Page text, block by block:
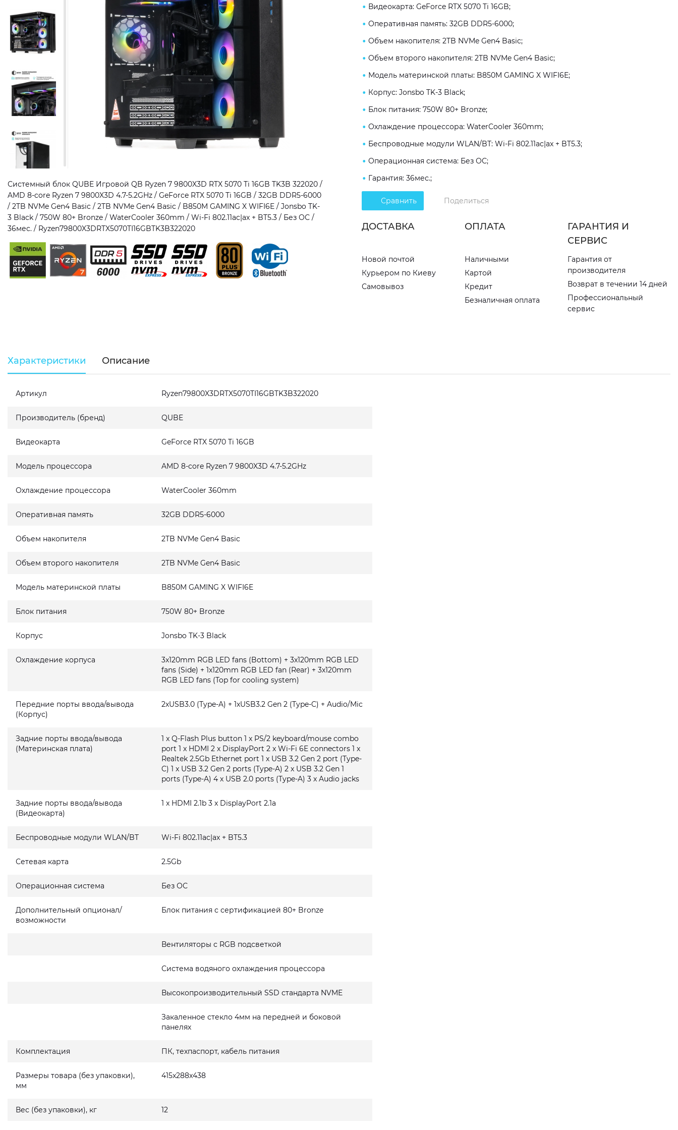
Системный блок QUBE Игровой QB Ryzen 7 9800X3D RTX 5070 Ti 16GB TK3B 322020 /
AMD 8-core Ryzen 7 9800X3D 4.7-5.2GHz / GeForce RTX 5070 Ti 16GB / 32GB DDR5-6000
/ 2TB NVMe Gen4 Basic / 2TB NVMe Gen4 Basic / B850M GAMING X WIFI6E / Jonsbo TK-
3 Black / 750W 80+ Bronze / WaterCooler 360mm / Wi-Fi 802.11ac|ax + BT5.3 / Без ОС /
36мес. / Ryzen79800X3DRTX5070TI16GBTK3B322020
Видеокарта: GeForce RTX 5070 Ti 16GB;
Оперативная память: 32GB DDR5-6000;
Объем накопителя: 2TB NVMe Gen4 Basic;
Объем второго накопителя: 2TB NVMe Gen4 Basic;
Модель материнской платы: B850M GAMING X WIFI6E;
Корпус: Jonsbo TK-3 Black;
Блок питания: 750W 80+ Bronze;
Охлаждение процессора: WaterCooler 360mm;
Беспроводные модули WLAN/BT: Wi-Fi 802.11ac|ax + BT5.3;
Операционная система: Без ОС;
Гарантия: 36мес.;
Сравнить Поделиться
ДОСТАВКА
Новой почтой
Курьером по Киеву
Самовывоз
ОПЛАТА
Наличными
Картой
Кредит
Безналичная оплата
ГАРАНТИЯ И
СЕРВИС
Гарантия от
производителя
Возврат в течении 14 дней
Профессиональный
сервис
Характеристики Описание
Артикул Ryzen79800X3DRTX5070TI16GBTK3B322020
Производитель (бренд) QUBE
Видеокарта GeForce RTX 5070 Ti 16GB
Модель процессора AMD 8-core Ryzen 7 9800X3D 4.7-5.2GHz
Охлаждение процессора WaterCooler 360mm
Оперативная память 32GB DDR5-6000
Объем накопителя 2TB NVMe Gen4 Basic
Объем второго накопителя 2TB NVMe Gen4 Basic
Модель материнской платы B850M GAMING X WIFI6E
Блок питания 750W 80+ Bronze
Корпус Jonsbo TK-3 Black
Охлаждение корпуса
3x120mm RGB LED fans (Bottom) + 3x120mm RGB LED
fans (Side) + 1x120mm RGB LED fan (Rear) + 3x120mm
RGB LED fans (Top for cooling system)
Передние порты ввода/вывода
(Корпус)
2xUSB3.0 (Type-A) + 1xUSB3.2 Gen 2 (Type-C) + Audio/Mic
Задние порты ввода/вывода
(Материнская плата)
1 x Q-Flash Plus button 1 x PS/2 keyboard/mouse combo
port 1 x HDMI 2 x DisplayPort 2 x Wi-Fi 6E connectors 1 x
Realtek 2.5Gb Ethernet port 1 x USB 3.2 Gen 2 port (Type-
C) 1 x USB 3.2 Gen 2 ports (Type-A) 2 x USB 3.2 Gen 1
ports (Type-A) 4 x USB 2.0 ports (Type-A) 3 x Audio jacks
Задние порты ввода/вывода
(Видеокарта)
1 x HDMI 2.1b 3 x DisplayPort 2.1a
Беспроводные модули WLAN/BT Wi-Fi 802.11ac|ax + BT5.3
Сетевая карта 2.5Gb
Операционная система Без ОС
Дополнительный опционал/
возможности
Блок питания с сертификацией 80+ Bronze
Вентиляторы с RGB подсветкой
Система водяного охлаждения процессора
Высокопроизводительный SSD стандарта NVME
Закаленное стекло 4мм на передней и боковой
панелях
Комплектация ПК, техпаспорт, кабель питания
Размеры товара (без упаковки),
мм
415x288x438
Вес (без упаковки), кг 12